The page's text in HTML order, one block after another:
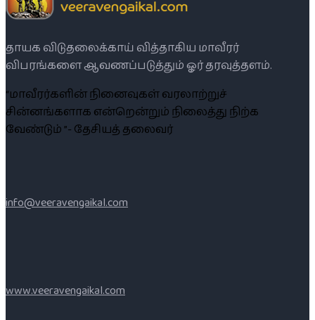
தாயக விடுதலைக்காய் வித்தாகிய மாவீரர்
விபரங்களை ஆவணப்படுத்தும் ஓர் தரவுத்தளம்.
“மாவீரர்களின் நினைவுகள் வரலாற்றுச்
சின்னங்களாக என்றென்றும் நிலைத்து நிற்க
வேண்டும் ”- தேசியத் தலைவர்
info@veeravengaikal.com
www.veeravengaikal.com